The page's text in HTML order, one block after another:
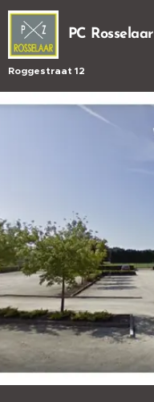
PC Rosselaar
Roggestraat 12